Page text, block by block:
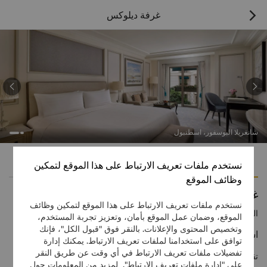
 غرفة ديلوكس
شانغريلا البوسفور، اسطنبول
 
الميزات وسائل الراحة
غرفة ديلوكس
الرقم المجاني 1 866 565 5050
استمتع في أحضان الفخامة
تقع غرفنا الديلوكس في الطوابق من 1 إلى 5، وتطل على الفناء الداخلي
نستخدم ملفات تعريف الارتباط على هذا الموقع لتمكين
وظائف الموقع
نستخدم ملفات تعريف الارتباط على هذا الموقع لتمكين وظائف
الموقع، وضمان عمل الموقع بأمان، وتعزيز تجربة المستخدم،
وتخصيص المحتوى والإعلانات. بالنقر فوق "قبول الكل"، فإنك
توافق على استخدامنا لملفات تعريف الارتباط. يمكنك إدارة
تفضيلات ملفات تعريف الارتباط في أي وقت عن طريق النقر
على "إدارة ملفات تعريف الارتباط". لمزيد من المعلومات حول